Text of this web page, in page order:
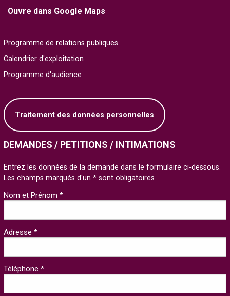
Ouvre dans Google Maps
Programme de relations publiques
Calendrier d'exploitation
Programme d'audience
Traitement des données personnelles
DEMANDES / PETITIONS / INTIMATIONS
Entrez les données de la demande dans le formulaire ci-dessous.
Les champs marqués d'un * sont obligatoires
Nom et Prénom *
Adresse *
Téléphone *